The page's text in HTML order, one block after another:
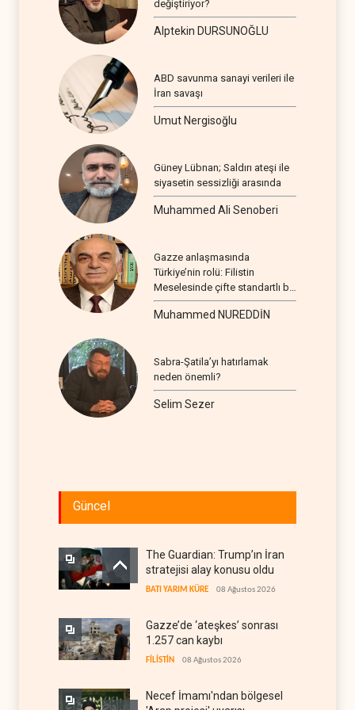
değiştiriyor?
Alptekin DURSUNOĞLU
ABD savunma sanayi verileri ile
İran savaşı
Umut Nergisoğlu
Güney Lübnan; Saldırı ateşi ile
siyasetin sessizliği arasında
Muhammed Ali Senoberi
Gazze anlaşmasında
Türkiye’nin rolü: Filistin
Meselesinde çifte standartlı bir
seyir
Muhammed NUREDDİN
Sabra-Şatila’yı hatırlamak
neden önemli?
Selim Sezer
Güncel
The Guardian: Trump’ın İran
stratejisi alay konusu oldu
BATI YARIM KÜRE 08 Ağustos 2026
Gazze’de ‘ateşkes’ sonrası
1.257 can kaybı
FİLİSTİN 08 Ağustos 2026
Necef İmamı'ndan bölgesel